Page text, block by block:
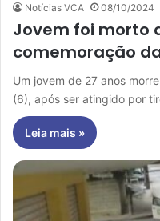
Notícias VCA 08/10/2024
Jovem foi morto
comemoração
Um jovem de 27 anos
(6), após ser atingido por
Leia mais »